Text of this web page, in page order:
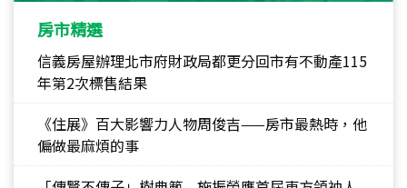
房市精選
信義房屋辦理北市府財政局都更分回市有不動產115
年第2次標售結果
《住展》百大影響力人物周俊吉——房市最熱時，他
偏做最麻煩的事